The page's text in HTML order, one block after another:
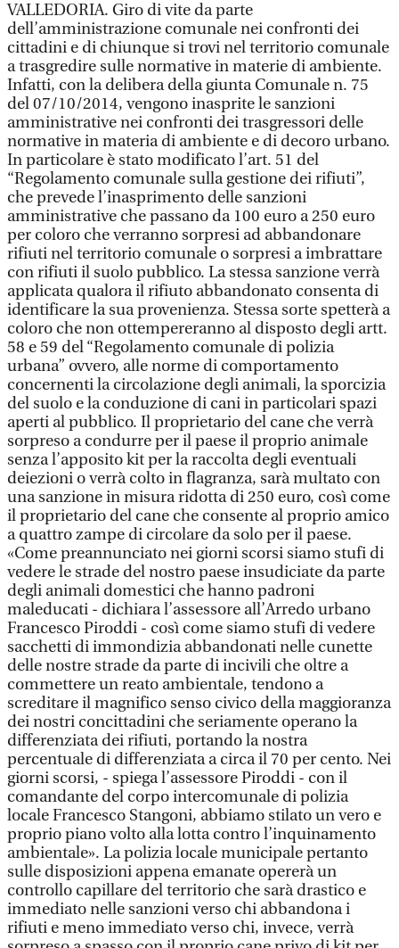
VALLEDORIA. Giro di vite da parte
dell’amministrazione comunale nei confronti dei
cittadini e di chiunque si trovi nel territorio comunale
a trasgredire sulle normative in materie di ambiente.
Infatti, con la delibera della giunta Comunale n. 75
del 07/10/2014, vengono inasprite le sanzioni
amministrative nei confronti dei trasgressori delle
normative in materia di ambiente e di decoro urbano.
In particolare è stato modificato l’art. 51 del
“Regolamento comunale sulla gestione dei rifiuti”,
che prevede l’inasprimento delle sanzioni
amministrative che passano da 100 euro a 250 euro
per coloro che verranno sorpresi ad abbandonare
rifiuti nel territorio comunale o sorpresi a imbrattare
con rifiuti il suolo pubblico. La stessa sanzione verrà
applicata qualora il rifiuto abbandonato consenta di
identificare la sua provenienza. Stessa sorte spetterà a
coloro che non ottempereranno al disposto degli artt.
58 e 59 del “Regolamento comunale di polizia
urbana” ovvero, alle norme di comportamento
concernenti la circolazione degli animali, la sporcizia
del suolo e la conduzione di cani in particolari spazi
aperti al pubblico. Il proprietario del cane che verrà
sorpreso a condurre per il paese il proprio animale
senza l’apposito kit per la raccolta degli eventuali
deiezioni o verrà colto in flagranza, sarà multato con
una sanzione in misura ridotta di 250 euro, così come
il proprietario del cane che consente al proprio amico
a quattro zampe di circolare da solo per il paese.
«Come preannunciato nei giorni scorsi siamo stufi di
vedere le strade del nostro paese insudiciate da parte
degli animali domestici che hanno padroni
maleducati - dichiara l’assessore all’Arredo urbano
Francesco Piroddi - così come siamo stufi di vedere
sacchetti di immondizia abbandonati nelle cunette
delle nostre strade da parte di incivili che oltre a
commettere un reato ambientale, tendono a
screditare il magnifico senso civico della maggioranza
dei nostri concittadini che seriamente operano la
differenziata dei rifiuti, portando la nostra
percentuale di differenziata a circa il 70 per cento. Nei
giorni scorsi, - spiega l’assessore Piroddi - con il
comandante del corpo intercomunale di polizia
locale Francesco Stangoni, abbiamo stilato un vero e
proprio piano volto alla lotta contro l’inquinamento
ambientale». La polizia locale municipale pertanto
sulle disposizioni appena emanate opererà un
controllo capillare del territorio che sarà drastico e
immediato nelle sanzioni verso chi abbandona i
rifiuti e meno immediato verso chi, invece, verrà